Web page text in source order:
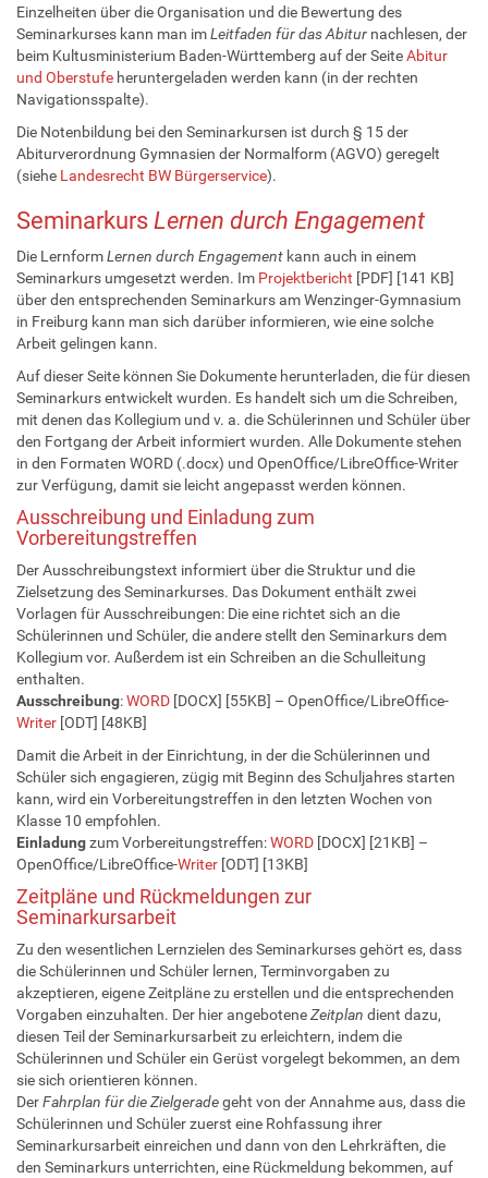
Einzelheiten über die Organisation und die Bewertung des
Seminarkurses kann man imLeitfaden für das Abitur nachlesen, der
beim Kultusministerium Baden-Württemberg auf der SeiteAbitur
und Oberstufe heruntergeladen werden kann (in der rechten
Navigationsspalte).
Die Notenbildung bei den Seminarkursen ist durch § 15 der
Abiturverordnung Gymnasien der Normalform (AGVO) geregelt
(siehe Landesrecht BW Bürgerservice).
Seminarkurs Lernen durch Engagement
Die LernformLernen durch Engagement kann auch in einem
Seminarkurs umgesetzt werden. Im Projektbericht [PDF] [141 KB]
über den entsprechenden Seminarkurs am Wenzinger-Gymnasium
in Freiburg kann man sich darüber informieren, wie eine solche
Arbeit gelingen kann.
Auf dieser Seite können Sie Dokumente herunterladen, die für diesen
Seminarkurs entwickelt wurden. Es handelt sich um die Schreiben,
mit denen das Kollegium und v. a. die Schülerinnen und Schüler über
den Fortgang der Arbeit informiert wurden. Alle Dokumente stehen
in den Formaten WORD (.docx) und OpenOffice/LibreOffice-Writer
zur Verfügung, damit sie leicht angepasst werden können.
Ausschreibung und Einladung zum
Vorbereitungstreffen
Der Ausschreibungstext informiert über die Struktur und die
Zielsetzung des Seminarkurses. Das Dokument enthält zwei
Vorlagen für Ausschreibungen: Die eine richtet sich an die
Schülerinnen und Schüler, die andere stellt den Seminarkurs dem
Kollegium vor. Außerdem ist ein Schreiben an die Schulleitung
enthalten.
Ausschreibung:WORD [DOCX] [55KB] – OpenOffice/LibreOffice-
Writer [ODT] [48KB]
Damit die Arbeit in der Einrichtung, in der die Schülerinnen und
Schüler sich engagieren, zügig mit Beginn des Schuljahres starten
kann, wird ein Vorbereitungstreffen in den letzten Wochen von
Klasse 10 empfohlen.
Einladungzum Vorbereitungstreffen:WORD [DOCX] [21KB] –
OpenOffice/LibreOffice-Writer [ODT] [13KB]
Zeitpläne und Rückmeldungen zur
Seminarkursarbeit
Zu den wesentlichen Lernzielen des Seminarkurses gehört es, dass
die Schülerinnen und Schüler lernen, Terminvorgaben zu
akzeptieren, eigene Zeitpläne zu erstellen und die entsprechenden
Vorgaben einzuhalten. Der hier angeboteneZeitplan dient dazu,
diesen Teil der Seminarkursarbeit zu erleichtern, indem die
Schülerinnen und Schüler ein Gerüst vorgelegt bekommen, an dem
sie sich orientieren können.
DerFahrplan für die Zielgeradegeht von der Annahme aus, dass die
Schülerinnen und Schüler zuerst eine Rohfassung ihrer
Seminarkursarbeit einreichen und dann von den Lehrkräften, die
den Seminarkurs unterrichten, eine Rückmeldung bekommen, auf